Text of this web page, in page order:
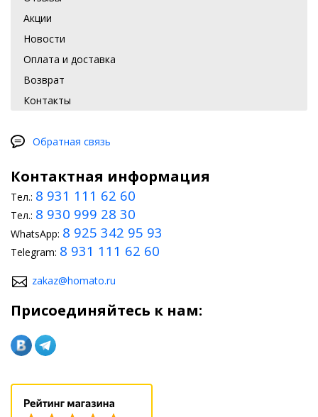
Акции
Новости
Оплата и доставка
Возврат
Контакты
Обратная связь
Контактная информация
Тел.: 8 931 111 62 60
Тел.: 8 930 999 28 30
WhatsApp: 8 925 342 95 93
Telegram: 8 931 111 62 60
zakaz@homato.ru
Присоединяйтесь к нам: